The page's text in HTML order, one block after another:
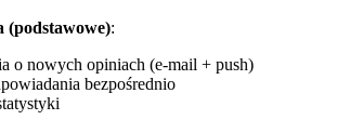
(podstawowe):
o nowych opiniach (e-mail + push)
bezpośrednio